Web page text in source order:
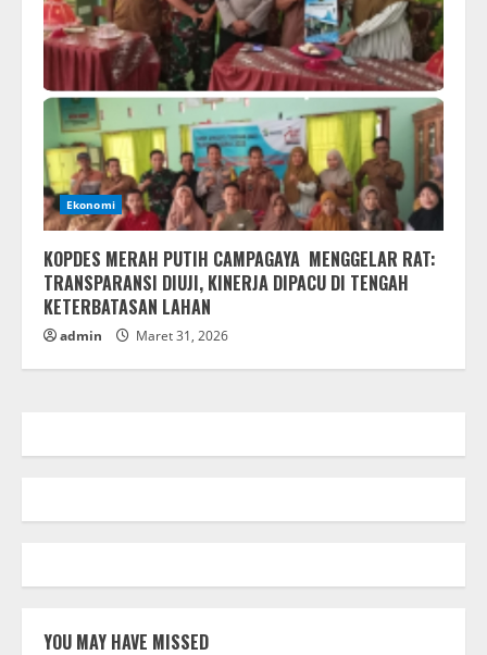
Ekonomi
KOPDES MERAH PUTIH CAMPAGAYA MENGGELAR RAT:
TRANSPARANSI DIUJI, KINERJA DIPACU DI TENGAH
KETERBATASAN LAHAN
admin Maret 31, 2026
YOU MAY HAVE MISSED